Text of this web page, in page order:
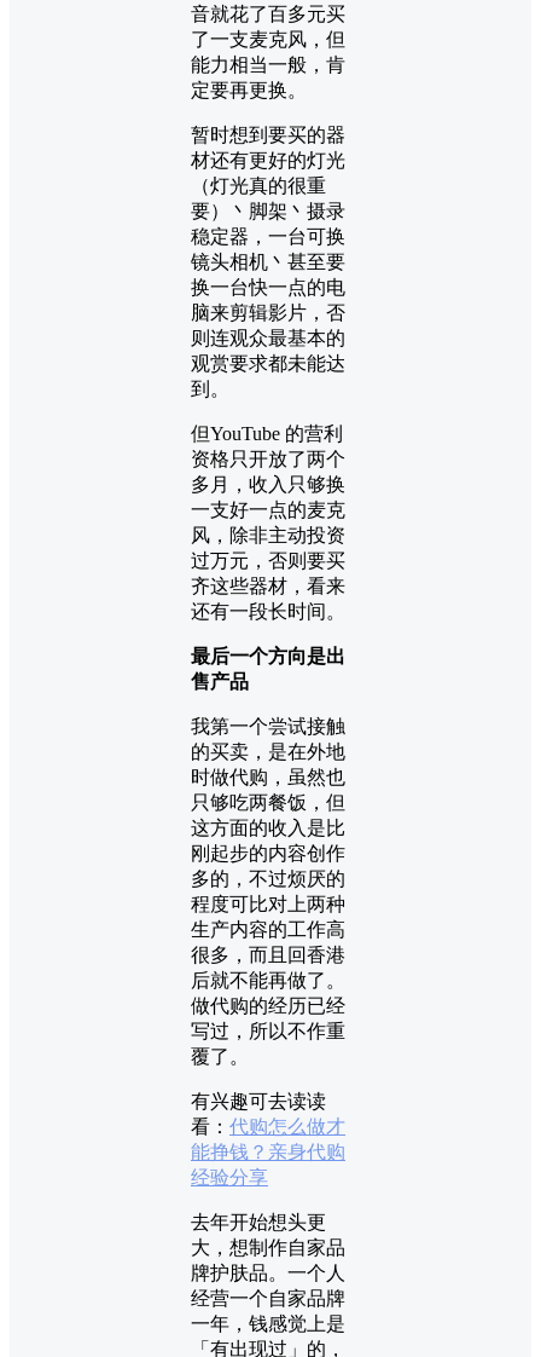
音就花了百多元买
了一支麦克风，但
能力相当一般，肯
定要再更换。
暂时想到要买的器
材还有更好的灯光
（灯光真的很重
要）丶脚架丶摄录
稳定器，一台可换
镜头相机丶甚至要
换一台快一点的电
脑来剪辑影片，否
则连观众最基本的
观赏要求都未能达
到。
但YouTube 的营利
资格只开放了两个
多月，收入只够换
一支好一点的麦克
风，除非主动投资
过万元，否则要买
齐这些器材，看来
还有一段长时间。
最后一个方向是出
售产品
我第一个尝试接触
的买卖，是在外地
时做代购，虽然也
只够吃两餐饭，但
这方面的收入是比
刚起步的内容创作
多的，不过烦厌的
程度可比对上两种
生产内容的工作高
很多，而且回香港
后就不能再做了。
做代购的经历已经
写过，所以不作重
覆了。
有兴趣可去读读
看： 代购怎么做才
能挣钱？亲身代购
经验分享
去年开始想头更
大，想制作自家品
牌护肤品。一个人
经营一个自家品牌
一年，钱感觉上是
「有出现过」的，